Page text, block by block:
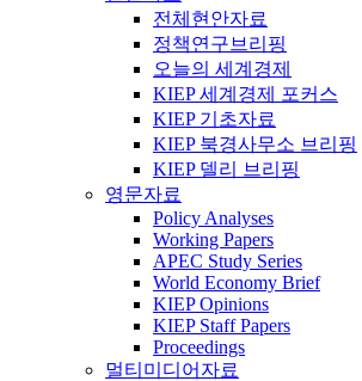
전체현안자료
정책연구브리핑
오늘의 세계경제
KIEP 세계경제 포커스
KIEP 기초자료
KIEP 북경사무소 브리핑
KIEP 델리 브리핑
영문자료
Policy Analyses
Working Papers
APEC Study Series
World Economy Brief
KIEP Opinions
KIEP Staff Papers
Proceedings
멀티미디어자료